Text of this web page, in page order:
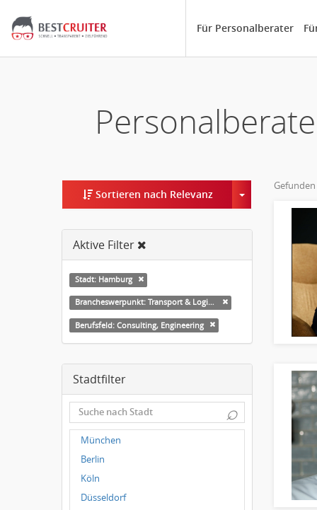
Für Personalberater
Sortieren nach Relevanz Toggle
Aktive Filter
Stadt: Hamburg
Brancheswerpunkt: Transport & Logistik
Berufsfeld: Consulting, Engineering
Stadtfilter
⌕
München
Berlin
Köln
Düsseldorf